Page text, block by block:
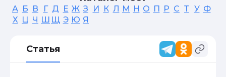
А Б В Г Д Е Ж З И К Л М Н О П Р С Т У Ф
Х Ц Ч Ш Щ Э Ю Я
Статья